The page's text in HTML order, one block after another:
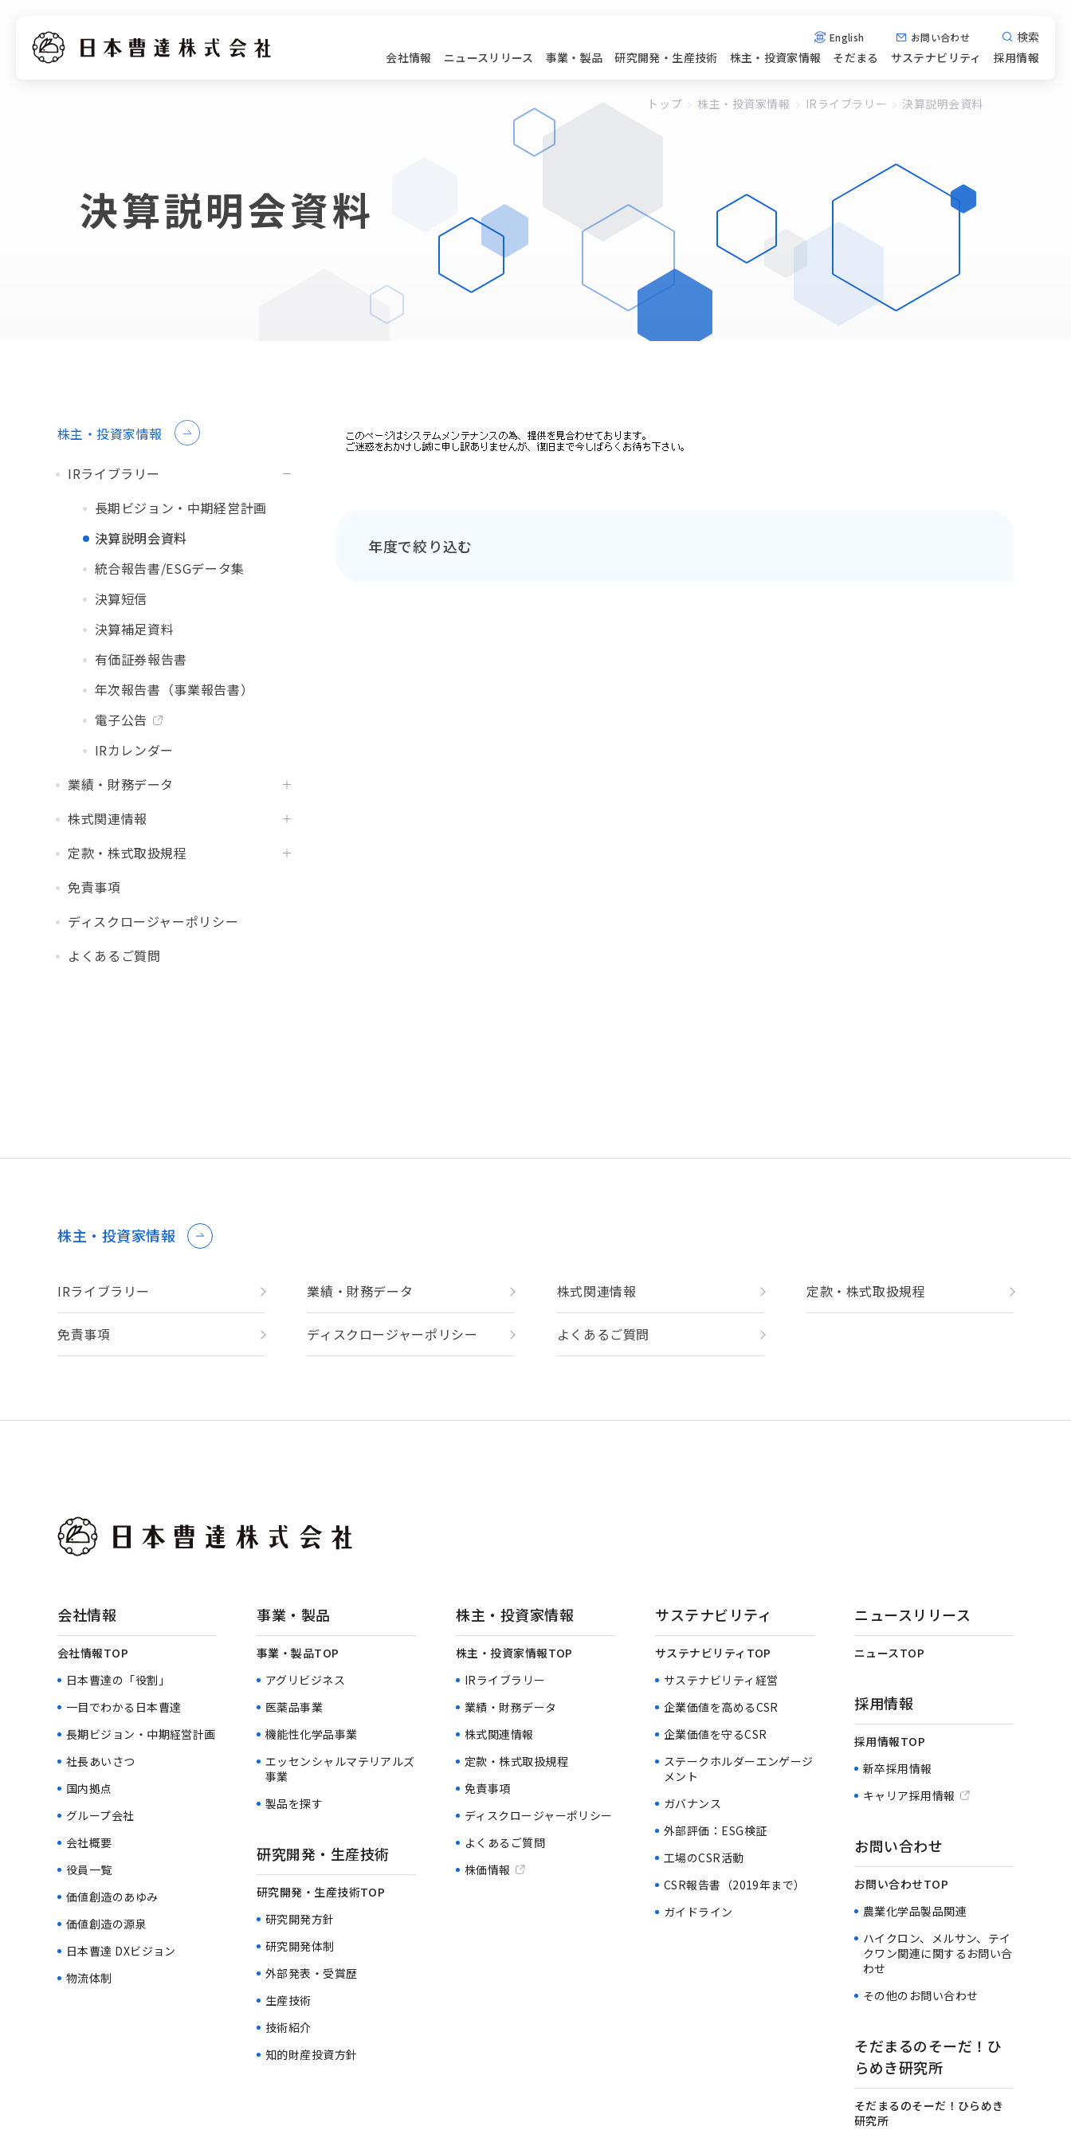
English お問い合わせ
検索
会社情報
ニュースリリース 事業・製品 研究開発・生産技術 株主・投資家情報 そだまる サステナビリティ 採用情報
トップ 株主・投資家情報 IRライブラリー 決算説明会資料
決算説明会資料
株主・投資家情報
IRライブラリー
長期ビジョン・中期経営計画
決算説明会資料
統合報告書/ESGデータ集
決算短信
決算補足資料
有価証券報告書
年次報告書（事業報告書）
電子公告
IRカレンダー
業績・財務データ
株式関連情報
定款・株式取扱規程
免責事項
ディスクロージャーポリシー
よくあるご質問
年度で絞り込む
株主・投資家情報
IRライブラリー 業績・財務データ 株式関連情報 定款・株式取扱規程
免責事項 ディスクロージャーポリシー よくあるご質問
会社情報
会社情報TOP
日本曹達の「役割」
一目でわかる日本曹達
長期ビジョン・中期経営計画
社長あいさつ
国内拠点
グループ会社
会社概要
役員一覧
価値創造のあゆみ
価値創造の源泉
日本曹達 DXビジョン
物流体制
事業・製品
事業・製品TOP
アグリビジネス
医薬品事業
機能性化学品事業
エッセンシャルマテリアルズ
事業
製品を探す
研究開発・生産技術
研究開発・生産技術TOP
研究開発方針
研究開発体制
外部発表・受賞歴
生産技術
技術紹介
知的財産投資方針
株主・投資家情報
株主・投資家情報TOP
IRライブラリー
業績・財務データ
株式関連情報
定款・株式取扱規程
免責事項
ディスクロージャーポリシー
よくあるご質問
株価情報
サステナビリティ
サステナビリティTOP
サステナビリティ経営
企業価値を高めるCSR
企業価値を守るCSR
ステークホルダーエンゲージ
メント
ガバナンス
外部評価：ESG検証
工場のCSR活動
CSR報告書（2019年まで）
ガイドライン
ニュースリリース
ニュースTOP
採用情報
採用情報TOP
新卒採用情報
キャリア採用情報
お問い合わせ
お問い合わせTOP
農業化学品製品関連
ハイクロン、メルサン、テイ
クワン関連に関するお問い合
わせ
その他のお問い合わせ
そだまるのそーだ！ひ
らめき研究所
そだまるのそーだ！ひらめき
研究所